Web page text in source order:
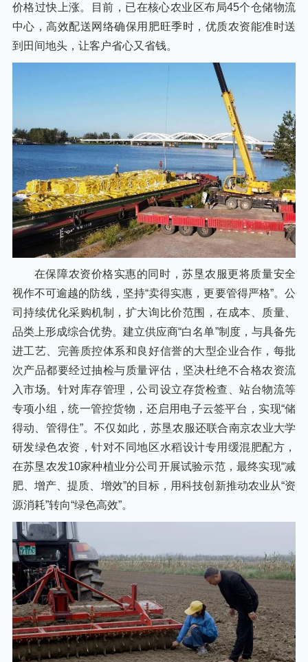
价格过快上涨。目前，已在核心农业区布局45个仓储物流
中心，高效配送网络确保用肥旺季时，优质农资能准时送
到田间地头，让客户省心又省钱。
在保障农资价格实惠的同时，苏垦农服更将质量安全
视作不可逾越的防线，坚持“卖得实惠，更要管得严格”。公
司持续优化采购机制，扩大询比价范围，在成本、质量、
品类上形成综合优势。建立供应商“白名单”制度，与具备先
进工艺、完善质控体系和良好信誉的大型企业合作，每批
次产品都要经过抽检与质量评估，坚决杜绝不合格农资流
入市场。针对库存管理，公司设立存货检查、站台物流等
专项小组，统一管控货物，还启用电子云签平台，实现“储
得动、管得住”。不仅如此，苏垦农服还联合南京农业大学
研发绿色农资，针对不同地区水稻设计专用缓混肥配方，
在苏垦农发10家种植业分公司开展试验示范，最终实现“减
肥、增产、提质、增效”的目标，用科技创新推动农业从“资
源消耗”转向“绿色高效”。